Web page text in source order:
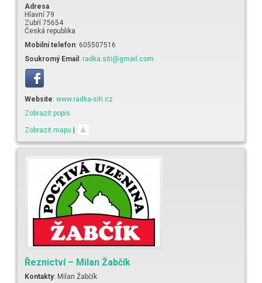
Adresa
Hlavní 79
Zubří 75654
Česká republika
Mobilní telefon: 605507516
Soukromý Email : radka.siti@gmail.com
Website: www.radka-siti.cz
Zobrazit popis
Zobrazit mapu
Řeznictví – Milan Žabčík
Kontakty: Milan Žabčík